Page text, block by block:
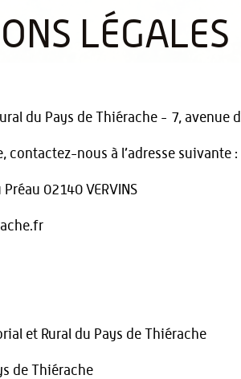
LÉGALES
du Pays de Thiérache - 7, avenue
nous à l’adresse suivante :
02140 VERVINS
et Rural du Pays de Thiérache
de Thiérache